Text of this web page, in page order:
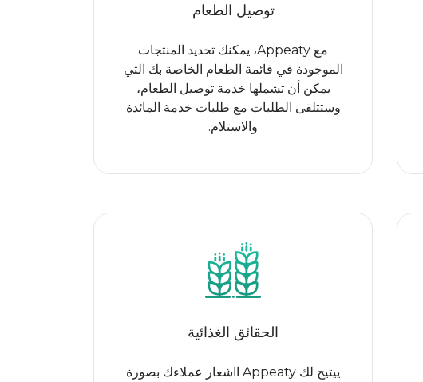
توصيل الطعام
مع Appeaty، يمكنك تحديد المنتجات
الموجودة في قائمة الطعام الخاصة بك التي
يمكن أن تشملها خدمة توصيل الطعام،
وستتلقى الطلبات مع طلبات خدمة المائدة
والاستلام.
الحقائق الغذائية
ييتيح لك Appeaty ااشعار عملاءك بصورة